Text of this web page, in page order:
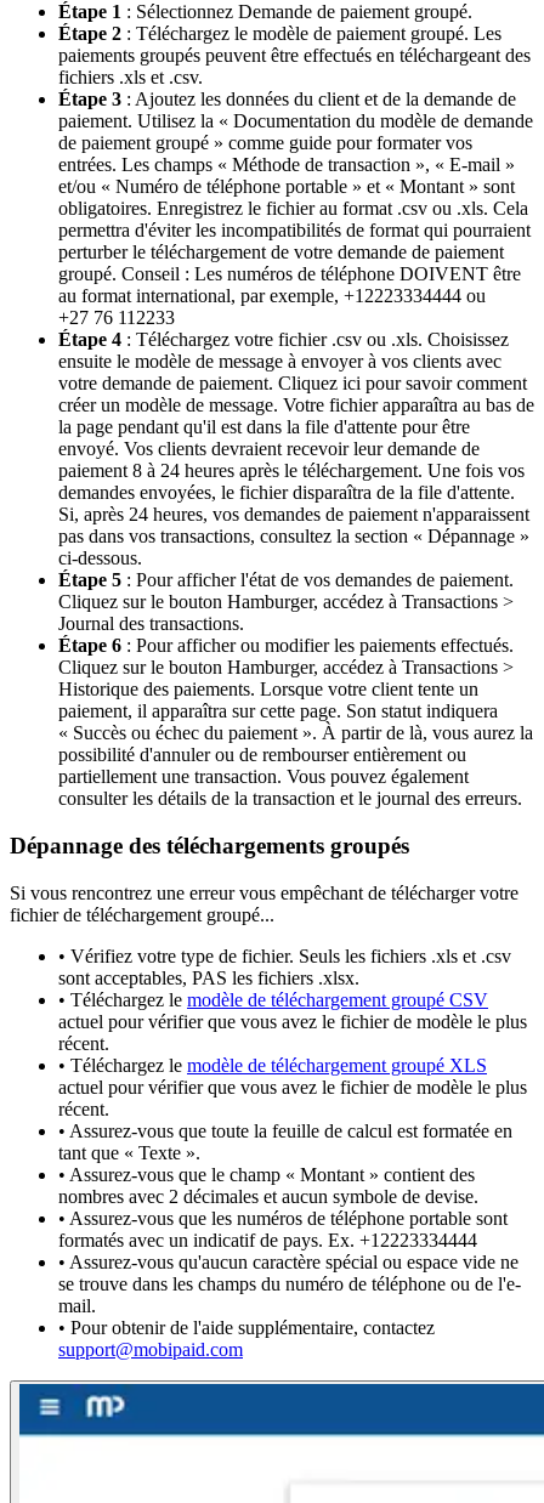
Étape 1 : Sélectionnez Demande de paiement groupé.
Étape 2 : Téléchargez le modèle de paiement groupé. Les
paiements groupés peuvent être effectués en téléchargeant des
fichiers .xls et .csv.
Étape 3 : Ajoutez les données du client et de la demande de
paiement. Utilisez la « Documentation du modèle de demande
de paiement groupé » comme guide pour formater vos
entrées. Les champs « Méthode de transaction », « E-mail »
et/ou « Numéro de téléphone portable » et « Montant » sont
obligatoires. Enregistrez le fichier au format .csv ou .xls. Cela
permettra d'éviter les incompatibilités de format qui pourraient
perturber le téléchargement de votre demande de paiement
groupé. Conseil : Les numéros de téléphone DOIVENT être
au format international, par exemple, +12223334444 ou
+27 76 112233
Étape 4 : Téléchargez votre fichier .csv ou .xls. Choisissez
ensuite le modèle de message à envoyer à vos clients avec
votre demande de paiement. Cliquez ici pour savoir comment
créer un modèle de message. Votre fichier apparaîtra au bas de
la page pendant qu'il est dans la file d'attente pour être
envoyé. Vos clients devraient recevoir leur demande de
paiement 8 à 24 heures après le téléchargement. Une fois vos
demandes envoyées, le fichier disparaîtra de la file d'attente.
Si, après 24 heures, vos demandes de paiement n'apparaissent
pas dans vos transactions, consultez la section « Dépannage »
ci-dessous.
Étape 5 : Pour afficher l'état de vos demandes de paiement.
Cliquez sur le bouton Hamburger, accédez à Transactions >
Journal des transactions.
Étape 6 : Pour afficher ou modifier les paiements effectués.
Cliquez sur le bouton Hamburger, accédez à Transactions >
Historique des paiements. Lorsque votre client tente un
paiement, il apparaîtra sur cette page. Son statut indiquera
« Succès ou échec du paiement ». À partir de là, vous aurez la
possibilité d'annuler ou de rembourser entièrement ou
partiellement une transaction. Vous pouvez également
consulter les détails de la transaction et le journal des erreurs.
Dépannage des téléchargements groupés
Si vous rencontrez une erreur vous empêchant de télécharger votre
fichier de téléchargement groupé...
• Vérifiez votre type de fichier. Seuls les fichiers .xls et .csv
sont acceptables, PAS les fichiers .xlsx.
• Téléchargez le modèle de téléchargement groupé CSV
actuel pour vérifier que vous avez le fichier de modèle le plus
récent.
• Téléchargez le modèle de téléchargement groupé XLS
actuel pour vérifier que vous avez le fichier de modèle le plus
récent.
• Assurez-vous que toute la feuille de calcul est formatée en
tant que « Texte ».
• Assurez-vous que le champ « Montant » contient des
nombres avec 2 décimales et aucun symbole de devise.
• Assurez-vous que les numéros de téléphone portable sont
formatés avec un indicatif de pays. Ex. +12223334444
• Assurez-vous qu'aucun caractère spécial ou espace vide ne
se trouve dans les champs du numéro de téléphone ou de l'e-
mail.
• Pour obtenir de l'aide supplémentaire, contactez
support@mobipaid.com